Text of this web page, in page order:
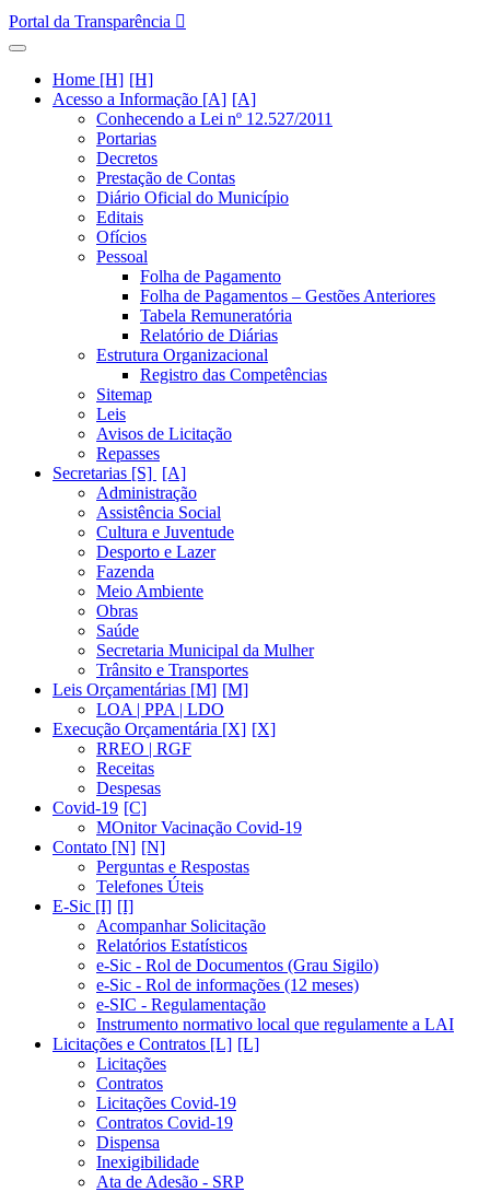
Portal da Transparência
Home [H]
Acesso a Informação [A]
Conhecendo a Lei nº 12.527/2011
Portarias
Decretos
Prestação de Contas
Diário Oficial do Município
Editais
Ofícios
Pessoal
Folha de Pagamento
Folha de Pagamentos – Gestões Anteriores
Tabela Remuneratória
Relatório de Diárias
Estrutura Organizacional
Registro das Competências
Sitemap
Leis
Avisos de Licitação
Repasses
Secretarias [S]
Administração
Assistência Social
Cultura e Juventude
Desporto e Lazer
Fazenda
Meio Ambiente
Obras
Saúde
Secretaria Municipal da Mulher
Trânsito e Transportes
Leis Orçamentárias [M]
LOA | PPA | LDO
Execução Orçamentária [X]
RREO | RGF
Receitas
Despesas
Covid-19
MOnitor Vacinação Covid-19
Contato [N]
Perguntas e Respostas
Telefones Úteis
E-Sic [I]
Acompanhar Solicitação
Relatórios Estatísticos
e-Sic - Rol de Documentos (Grau Sigilo)
e-Sic - Rol de informações (12 meses)
e-SIC - Regulamentação
Instrumento normativo local que regulamente a LAI
Licitações e Contratos [L]
Licitações
Contratos
Licitações Covid-19
Contratos Covid-19
Dispensa
Inexigibilidade
Ata de Adesão - SRP